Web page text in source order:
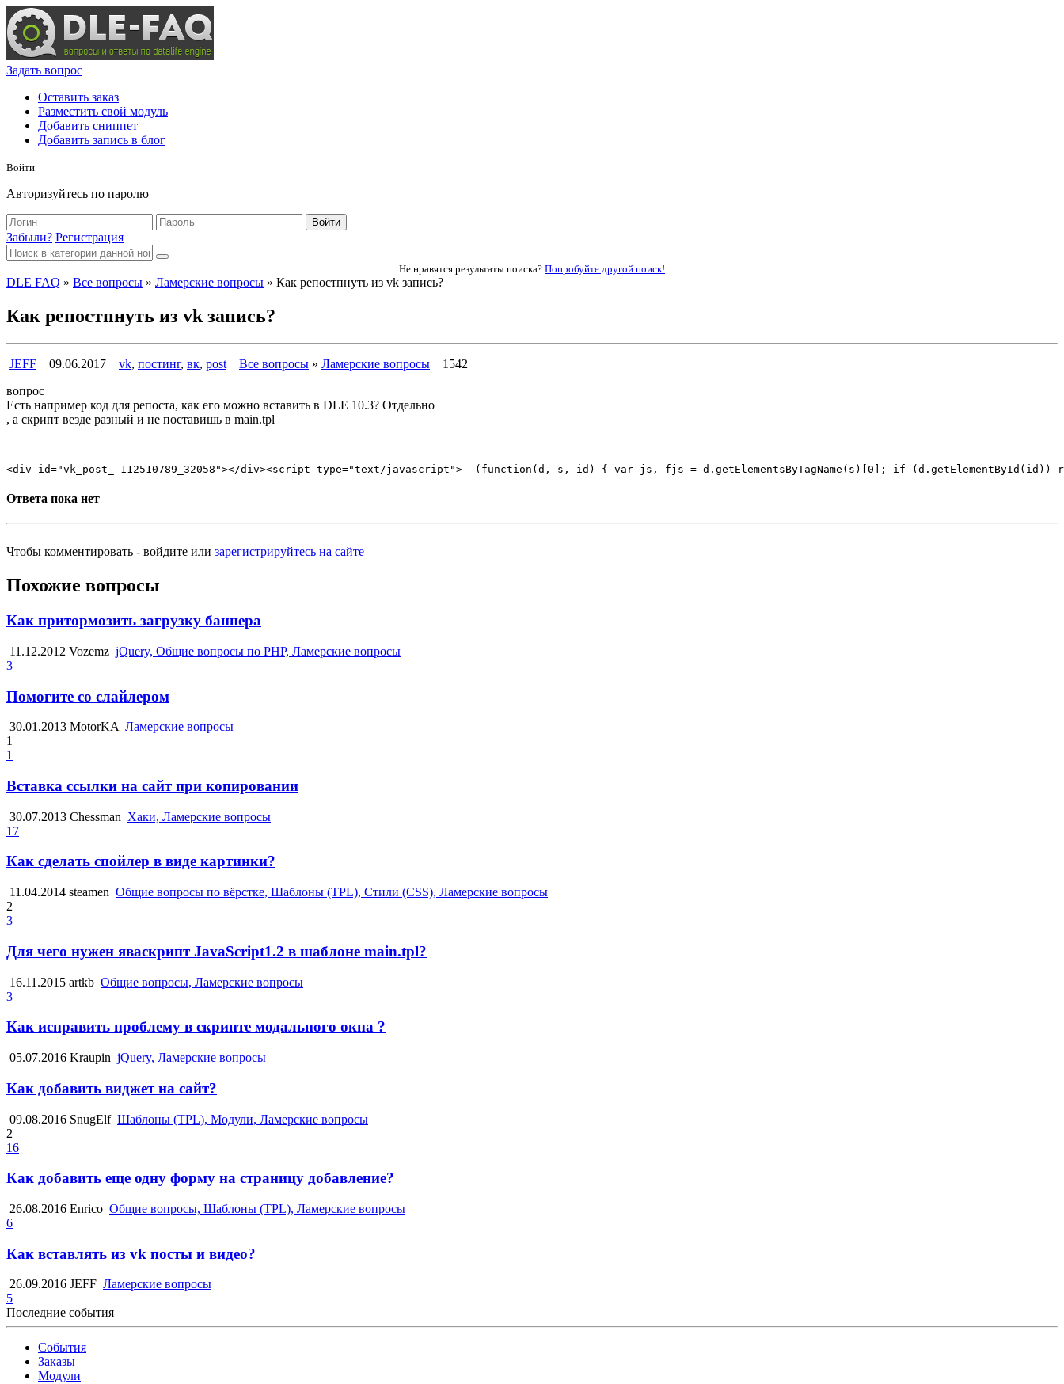
Задать вопрос
Оставить заказ
Разместить свой модуль
Добавить сниппет
Добавить запись в блог
Войти
Авторизуйтесь по паролю
Войти
Забыли? Регистрация
Не нравятся результаты поиска? Попробуйте другой поиск!
DLE FAQ » Все вопросы » Ламерские вопросы » Как репостпнуть из vk запись?
Как репостпнуть из vk запись?
JEFF 09.06.2017 vk, постинг, вк, post Все вопросы » Ламерские вопросы
1542
вопрос
Есть например код для репоста, как его можно вставить в DLE 10.3? Отдельно
, а скрипт везде разный и не поставишь в main.tpl
Ответа пока нет
Чтобы комментировать - войдите или зарегистрируйтесь на сайте
Похожие вопросы
Как притормозить загрузку баннера
11.12.2012 Vozemz jQuery, Общие вопросы по PHP, Ламерские вопросы
3
Помогите со слайлером
30.01.2013 MotorKA Ламерские вопросы
1
1
Вставка ссылки на сайт при копировании
30.07.2013 Chessman Хаки, Ламерские вопросы
17
Как сделать спойлер в виде картинки?
11.04.2014 steamen Общие вопросы по вёрстке, Шаблоны (TPL), Стили (CSS), Ламерские вопросы
2
3
Для чего нужен яваскрипт JavaScript1.2 в шаблоне main.tpl?
16.11.2015 artkb Общие вопросы, Ламерские вопросы
3
Как исправить проблему в скрипте модального окна ?
05.07.2016 Kraupin jQuery, Ламерские вопросы
Как добавить виджет на сайт?
09.08.2016 SnugElf Шаблоны (TPL), Модули, Ламерские вопросы
2
16
Как добавить еще одну форму на страницу добавление?
26.08.2016 Enrico Общие вопросы, Шаблоны (TPL), Ламерские вопросы
6
Как вставлять из vk посты и видео?
26.09.2016 JEFF Ламерские вопросы
5
Последние события
События
Заказы
Модули